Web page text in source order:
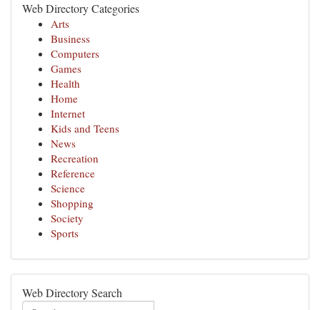
Web Directory Categories
Arts
Business
Computers
Games
Health
Home
Internet
Kids and Teens
News
Recreation
Reference
Science
Shopping
Society
Sports
Web Directory Search